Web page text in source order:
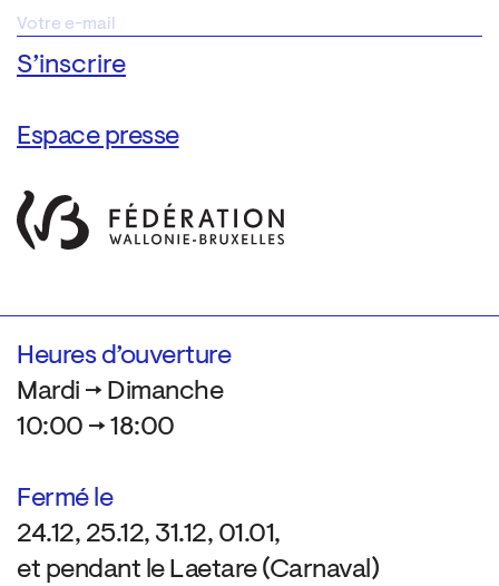
Espace presse
Heures d’ouverture
Mardi → Dimanche
10:00 → 18:00
Fermé le
24.12, 25.12, 31.12, 01.01,
et pendant le Laetare (Carnaval)